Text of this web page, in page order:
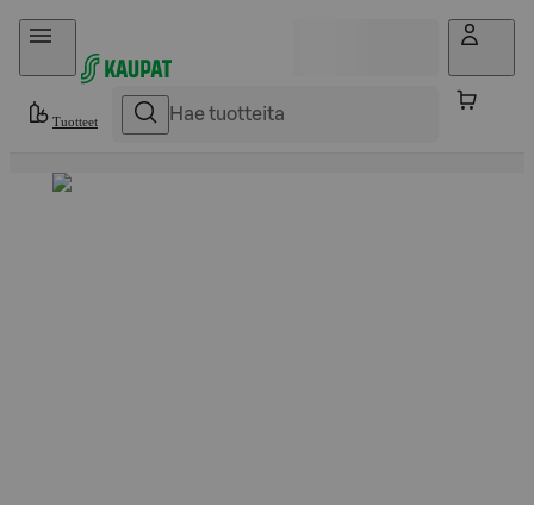
Hyppää sisältöön
Tuotteet